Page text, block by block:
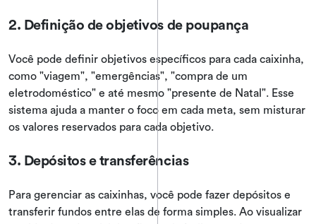
2. Definição de objetivos de poupança
Você pode definir objetivos específicos para cada caixinha,
como "viagem", "emergências", "compra de um
eletrodoméstico" e até mesmo "presente de Natal". Esse
sistema ajuda a manter o foco em cada meta, sem misturar
os valores reservados para cada objetivo.
3. Depósitos e transferências
Para gerenciar as caixinhas, você pode fazer depósitos e
transferir fundos entre elas de forma simples. Ao visualizar